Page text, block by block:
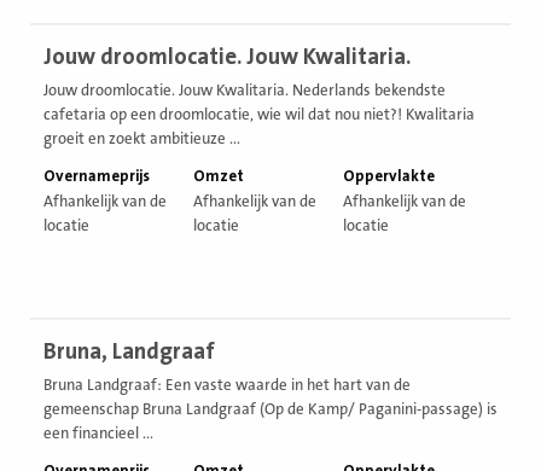
Jouw droomlocatie. Jouw Kwalitaria.
Jouw droomlocatie. Jouw Kwalitaria. Nederlands bekendste
cafetaria op een droomlocatie, wie wil dat nou niet?! Kwalitaria
groeit en zoekt ambitieuze ...
Overnameprijs
Afhankelijk van de
locatie
Omzet
Afhankelijk van de
locatie
Oppervlakte
Afhankelijk van de
locatie
vestiging
Bruna, Landgraaf
Bruna Landgraaf: Een vaste waarde in het hart van de
gemeenschap Bruna Landgraaf (Op de Kamp/ Paganini-passage) is
een financieel ...
vestiging